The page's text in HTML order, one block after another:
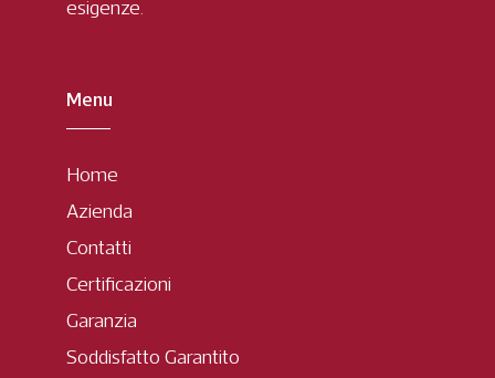
esigenze.
Menu
Home
Azienda
Contatti
Certificazioni
Garanzia
Soddisfatto Garantito